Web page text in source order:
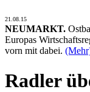
21.08.15
NEUMARKT.
Europas
vorn mit dabei.
Radler